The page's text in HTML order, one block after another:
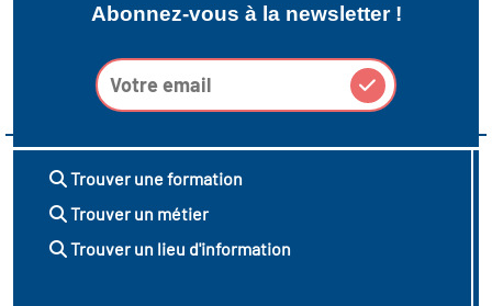
Abonnez-vous à la newsletter !
Trouver une formation
Trouver un métier
Trouver un lieu d'information